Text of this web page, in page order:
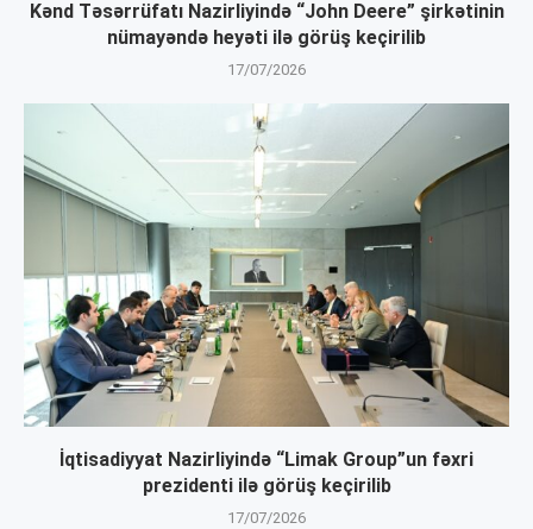
Kənd Təsərrüfatı Nazirliyində “John Deere” şirkətinin
nümayəndə heyəti ilə görüş keçirilib
17/07/2026
İqtisadiyyat Nazirliyində “Limak Group”un fəxri
prezidenti ilə görüş keçirilib
17/07/2026